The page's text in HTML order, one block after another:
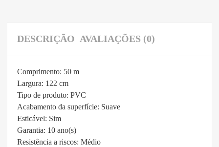
DESCRIÇÃO AVALIAÇÕES (0)
Comprimento: 50 m
Largura: 122 cm
Tipo de produto: PVC
Acabamento da superfície: Suave
Esticável: Sim
Garantia: 10 ano(s)
Resistência a riscos: Médio